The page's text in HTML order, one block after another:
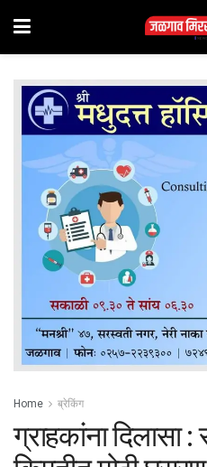
Home ब्रेकिंग
ग्राहकांना दिलासा :